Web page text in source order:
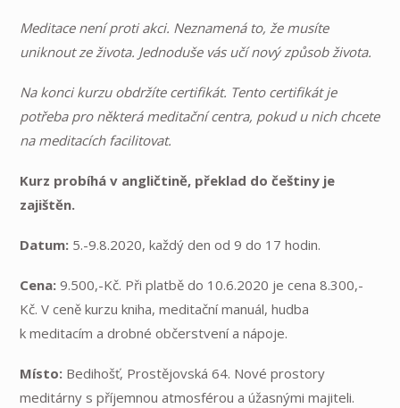
Meditace není proti akci. Neznamená to, že musíte
uniknout ze života. Jednoduše vás učí nový způsob života.
Na konci kurzu obdržíte certifikát. Tento certifikát je
potřeba pro některá meditační centra, pokud u nich chcete
na meditacích facilitovat.
Kurz probíhá v angličtině, překlad do češtiny je
zajištěn.
Datum: 5.-9.8.2020, každý den od 9 do 17 hodin.
Cena: 9.500,-Kč. Při platbě do 10.6.2020 je cena 8.300,-
Kč. V ceně kurzu kniha, meditační manuál, hudba
k meditacím a drobné občerstvení a nápoje.
Místo: Bedihošť, Prostějovská 64. Nové prostory
meditárny s příjemnou atmosférou a úžasnými majiteli.